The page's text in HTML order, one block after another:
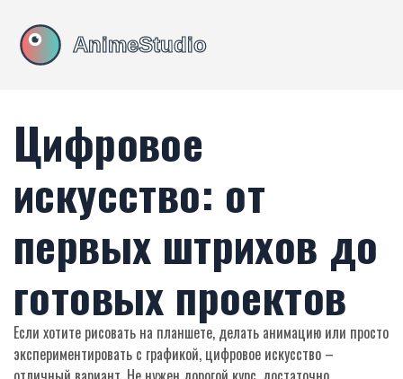
Цифровое
искусство: от
первых штрихов до
готовых проектов
Если хотите рисовать на планшете, делать анимацию или просто
экспериментировать с графикой, цифровое искусство –